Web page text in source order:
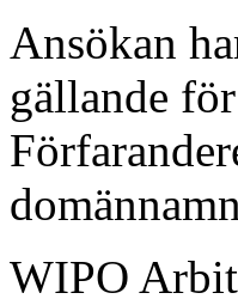
Ansökan
gällande
WIPO